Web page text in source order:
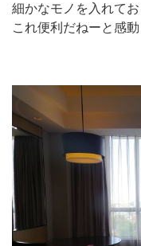
細かなモノを入れてお
これ便利だねーと感動